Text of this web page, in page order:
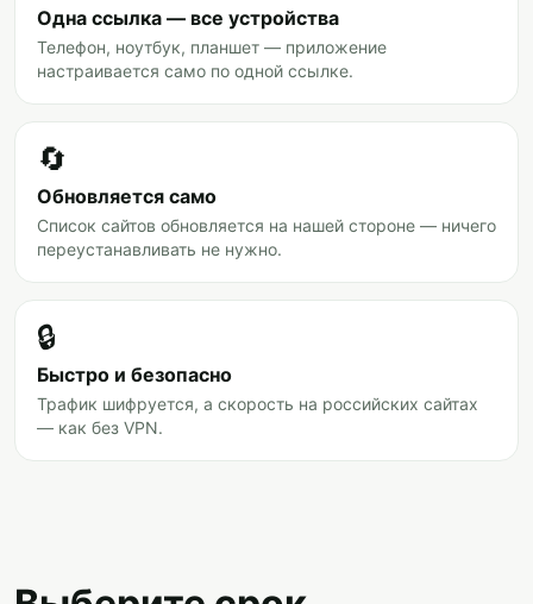
Одна ссылка — все устройства
Телефон, ноутбук, планшет — приложение
настраивается само по одной ссылке.
🔄
Обновляется само
Список сайтов обновляется на нашей стороне — ничего
переустанавливать не нужно.
🔒
Быстро и безопасно
Трафик шифруется, а скорость на российских сайтах
— как без VPN.